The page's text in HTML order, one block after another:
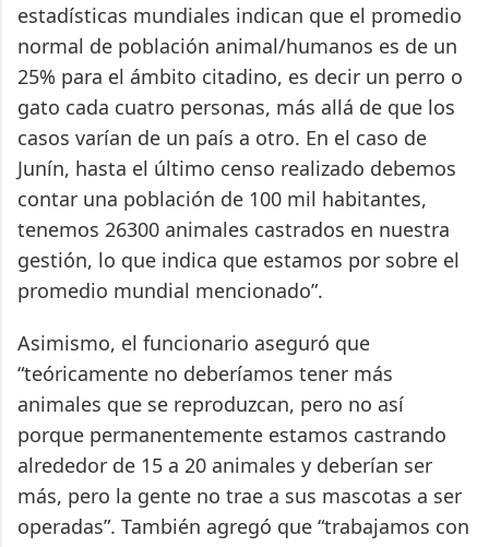
estadísticas mundiales indican que el promedio
normal de población animal/humanos es de un
25% para el ámbito citadino, es decir un perro o
gato cada cuatro personas, más allá de que los
casos varían de un país a otro. En el caso de
Junín, hasta el último censo realizado debemos
contar una población de 100 mil habitantes,
tenemos 26300 animales castrados en nuestra
gestión, lo que indica que estamos por sobre el
promedio mundial mencionado”.
Asimismo, el funcionario aseguró que
“teóricamente no deberíamos tener más
animales que se reproduzcan, pero no así
porque permanentemente estamos castrando
alrededor de 15 a 20 animales y deberían ser
más, pero la gente no trae a sus mascotas a ser
operadas”. También agregó que “trabajamos con